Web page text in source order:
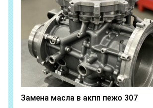
Замена масла в акпп пежо 307